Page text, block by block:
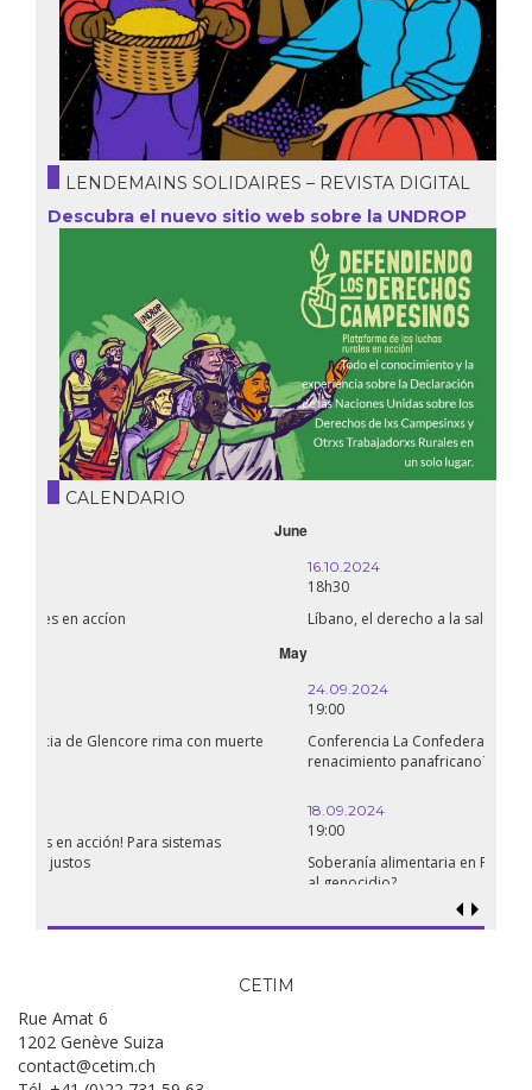
LENDEMAINS SOLIDAIRES – REVISTA DIGITAL
Descubra el nuevo sitio web sobre la UNDROP
CALENDARIO
Líbano, el derecho a la salud en tiempos de guerra
Conferencia La Confederación de Estados del Sahel: ¿un
Soberanía alimentaria en Palestina: ¿qué perspectivas hay frente
Rue Amat 6
1202 Genève Suiza